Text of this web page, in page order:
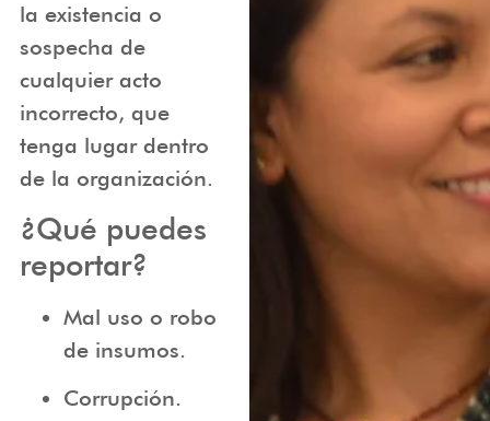
la existencia o
sospecha de
cualquier acto
incorrecto, que
tenga lugar dentro
de la organización.
¿Qué puedes
reportar?
Mal uso o robo
de insumos.
Corrupción.